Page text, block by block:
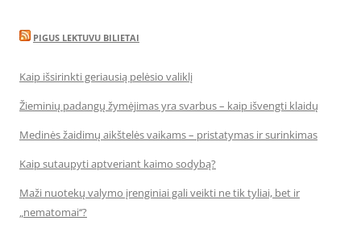
PIGUS LEKTUVU BILIETAI
Kaip išsirinkti geriausią pelėsio valiklį
Žieminių padangų žymėjimas yra svarbus – kaip išvengti klaidų
Medinės žaidimų aikštelės vaikams – pristatymas ir surinkimas
Kaip sutaupyti aptveriant kaimo sodybą?
Maži nuotekų valymo įrenginiai gali veikti ne tik tyliai, bet ir
„nematomai‘‘?